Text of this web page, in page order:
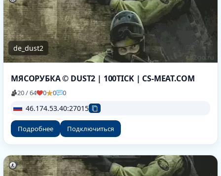
de_dust2
МЯСОРУБКА © DUST2 | 100TICK | CS-MEAT.COM
20 / 64 0 0 0
46.174.53.40:27015
Подробнее Подключиться